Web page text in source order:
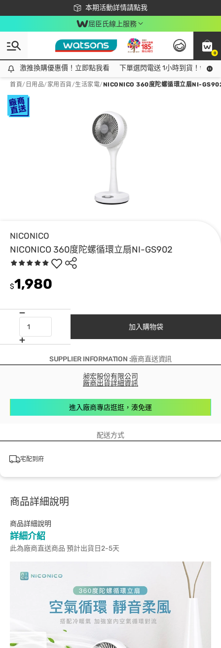
本期活動詳情請點我
下載app最高回饋$350
屈臣氏線上服務
0
激推換購優惠價！立即點我看
激推換購優惠價！立即點我看 下單選閃電送 1小時到貨！領神
首頁/ 日用品/ 家用百貨/生活家電/NICONICO 360度陀螺循環立扇NI-
NICONICO
NICONICO 360度陀螺循環立扇NI-GS902
$1,980
加入購物袋
SUPPLIER INFORMATION :廠商直送資訊
昶宏股份有限公司
廠商出貨詳細資訊
進入廠商專店逛逛，湊免運
配送方式
宅配到府
商品詳細說明
商品詳細說明
詳細介紹
此為廠商直送商品 預計出貨日2-5天